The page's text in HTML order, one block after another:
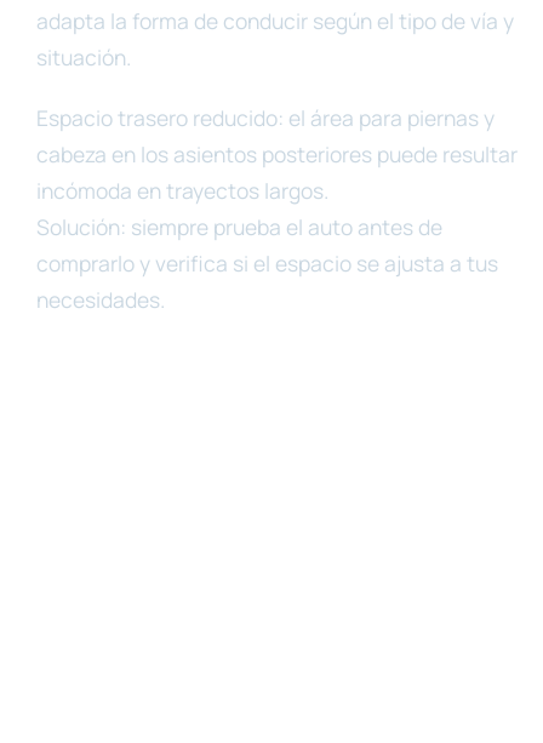
adapta la forma de conducir según el tipo de vía y
situación.
Espacio trasero reducido: el área para piernas y
cabeza en los asientos posteriores puede resultar
incómoda en trayectos largos.
Solución: siempre prueba el auto antes de
comprarlo y verifica si el espacio se ajusta a tus
necesidades.